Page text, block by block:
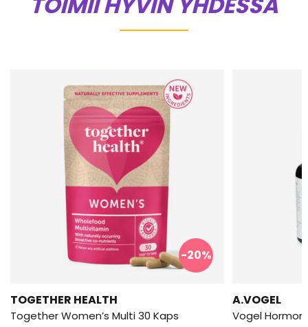
-20%
TOGETHER HEALTH
Together Women’s Multi 30 Kaps
A.VOGEL
Vogel